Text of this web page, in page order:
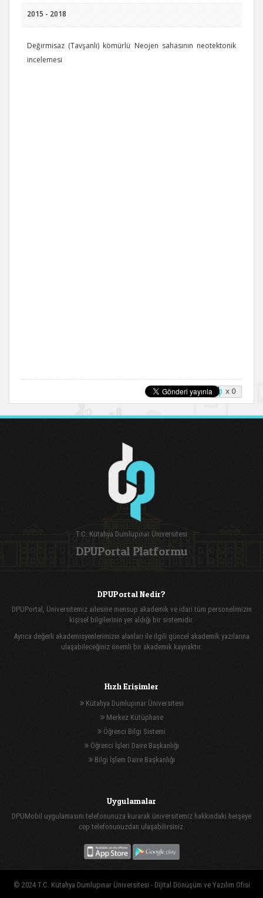
2015 - 2018
Değirmisaz (Tavşanlı) kömürlü Neojen sahasının neotektonik
incelemesi
x 0
T.C. Kütahya Dumlupınar Üniversitesi
DPUPortal Platformu
DPUPortal Nedir?
DPUPortal, Üniversitemiz ailesine mensup akademik ve idari tüm personelimizin
kişisel bilgilerinin yer aldığı bir sistemidir.
Ayrıca değerli akademisyenlerimizin alanları ile ilgili güncel akademik yazılarına
ulaşabileceğiniz önemli bir akademik kaynaktır.
Hızlı Erişimler
Kütahya Dumlupınar Üniversitesi
Merkez Kütüphane
Öğrenci Bilgi Sistemi
Öğrenci İşleri Daire Başkanlığı
Bilgi İşlem Daire Başkanlığı
Uygulamalar
DPUMobil uygulamasını telefonunuza kurarak üniversitemiz hakkındaki herşeye
cep telefonunuzdan ulaşabilirsiniz.
© 2024 T.C. Kütahya Dumlupınar Üniversitesi - Dijital Dönüşüm ve Yazılım Ofisi